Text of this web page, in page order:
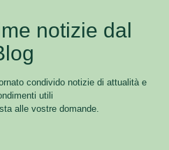
notizie dal
condivido notizie di attualità e
utili
alle vostre domande.